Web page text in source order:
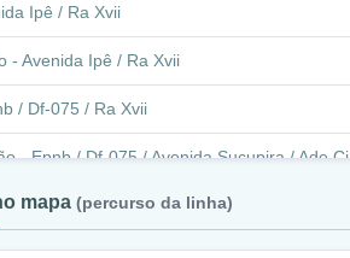
Ipê / Ra Xvii
- Avenida Ipê / Ra Xvii
/ Df-075 / Ra Xvii
- Epnb / Df-075 / Avenida Sucupira / Ade Cj
/ Df-075 / Ra Xvii
mapa (percurso da linha)